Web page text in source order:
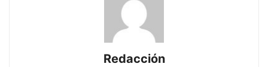
Redacción